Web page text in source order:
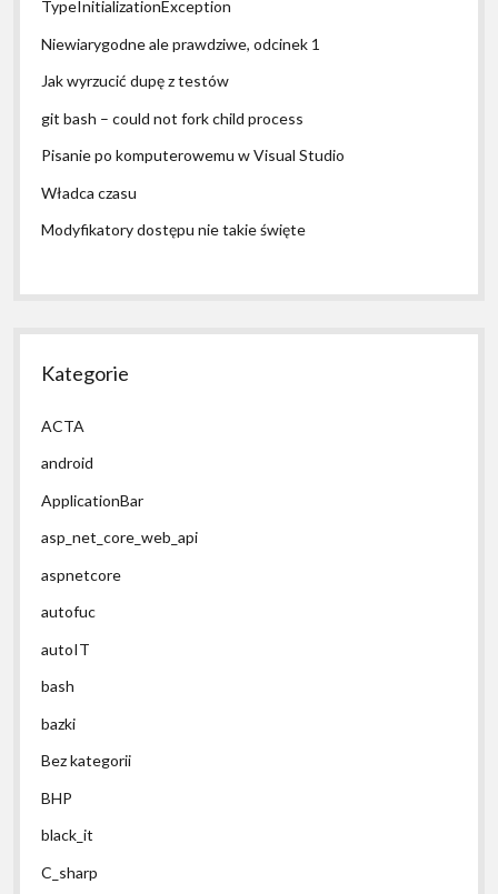
TypeInitializationException
Niewiarygodne ale prawdziwe, odcinek 1
Jak wyrzucić dupę z testów
git bash – could not fork child process
Pisanie po komputerowemu w Visual Studio
Władca czasu
Modyfikatory dostępu nie takie święte
Kategorie
ACTA
android
ApplicationBar
asp_net_core_web_api
aspnetcore
autofuc
autoIT
bash
bazki
Bez kategorii
BHP
black_it
C_sharp